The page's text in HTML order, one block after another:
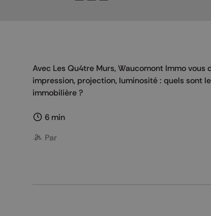
Avec Les Qu4tre Murs, Waucomont Immo
impression, projection, luminosité : quels sont
immobilière ?
6 min
Par